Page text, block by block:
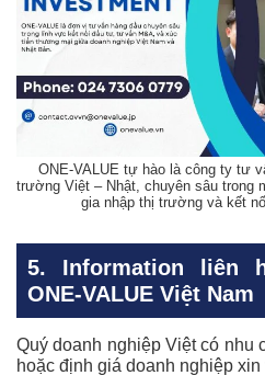
ONE-VALUE tự hào là công ty tư
trường Việt – Nhật, chuyên sâu trong
gia nhập thị trường và kết
5. Information liên
ONE-VALUE Việt Nam
Quý doanh nghiệp Việt có nhu
hoặc định giá doanh nghiệp